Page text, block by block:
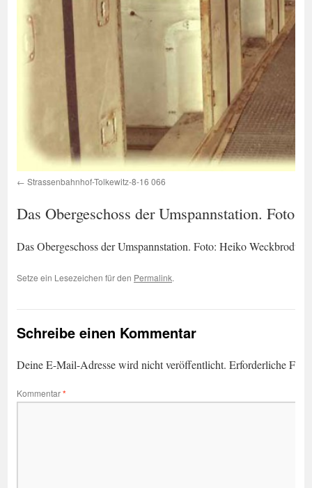
Strassenbahnhof-Tolkewitz-8-16 066
Das Obergeschoss der Umspannstation. Foto:
Das Obergeschoss der Umspannstation. Foto: Heiko Weckbrodt
Setze ein Lesezeichen für den Permalink.
Schreibe einen Kommentar
Deine E-Mail-Adresse wird nicht veröffentlicht. Erforderliche
Kommentar*